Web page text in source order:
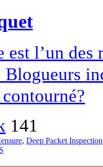
l’un des
141
, Deep Packet Inspection